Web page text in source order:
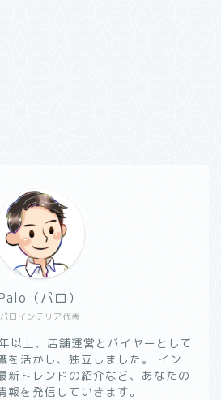
パロインテリア代表
（パロ）
以上、店舗運営とバイヤーとして
を活かし、独立しました。 イン
新トレンドの紹介など、あなたの
を発信していきます。